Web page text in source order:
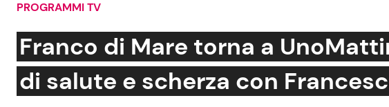
Social News Benessere
PROGRAMMI TV
Franco di Mare torna a
di salute e scherza con